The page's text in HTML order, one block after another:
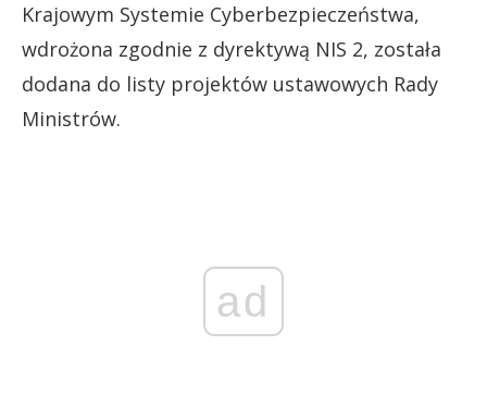
Krajowym Systemie Cyberbezpieczeństwa,
wdrożona zgodnie z dyrektywą NIS 2, została
dodana do listy projektów ustawowych Rady
Ministrów.
ad